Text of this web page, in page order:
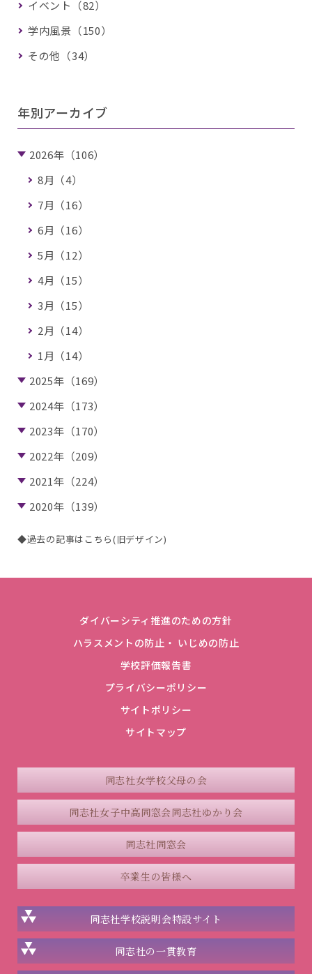
イベント（82）
学内風景（150）
その他（34）
年別アーカイブ
2026年（106）
8月（4）
7月（16）
6月（16）
5月（12）
4月（15）
3月（15）
2月（14）
1月（14）
2025年（169）
2024年（173）
2023年（170）
2022年（209）
2021年（224）
2020年（139）
◆過去の記事はこちら(旧デザイン)
ダイバーシティ推進のための方針
ハラスメントの防止・ いじめの防止
学校評価報告書
プライバシーポリシー
サイトポリシー
サイトマップ
同志社女学校父母の会
同志社女子中高同窓会同志社ゆかり会
同志社同窓会
卒業生の皆様へ
同志社学校説明会特設サイト
同志社の一貫教育